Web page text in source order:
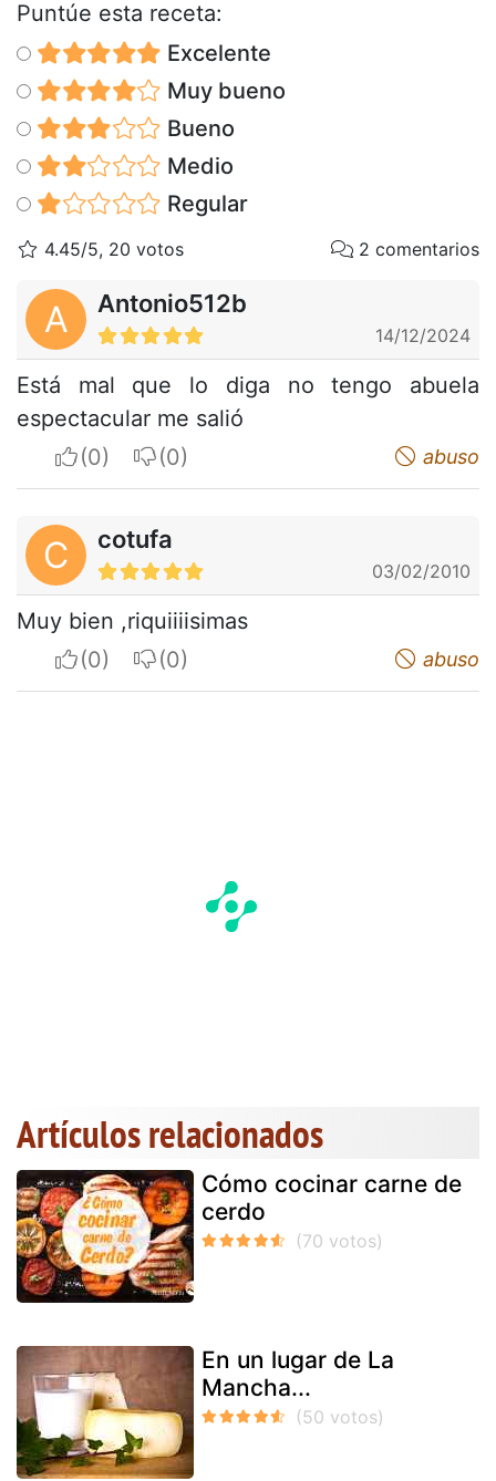
Puntúe esta receta:
Excelente
Muy bueno
Bueno
Medio
Regular
4.45/5, 20 votos 2 comentarios
A Antonio512b
14/12/2024
Está mal que lo diga no tengo abuela
espectacular me salió
I apreciateI do not appreciate abuso
C cotufa
03/02/2010
Muy bien ,riquiiiisimas
I apreciateI do not appreciate abuso
Artículos relacionados
Cómo cocinar carne de
cerdo
En un lugar de La
Mancha...